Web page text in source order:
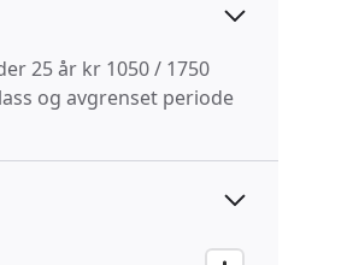
25 år kr 1050 / 1750
og avgrenset periode